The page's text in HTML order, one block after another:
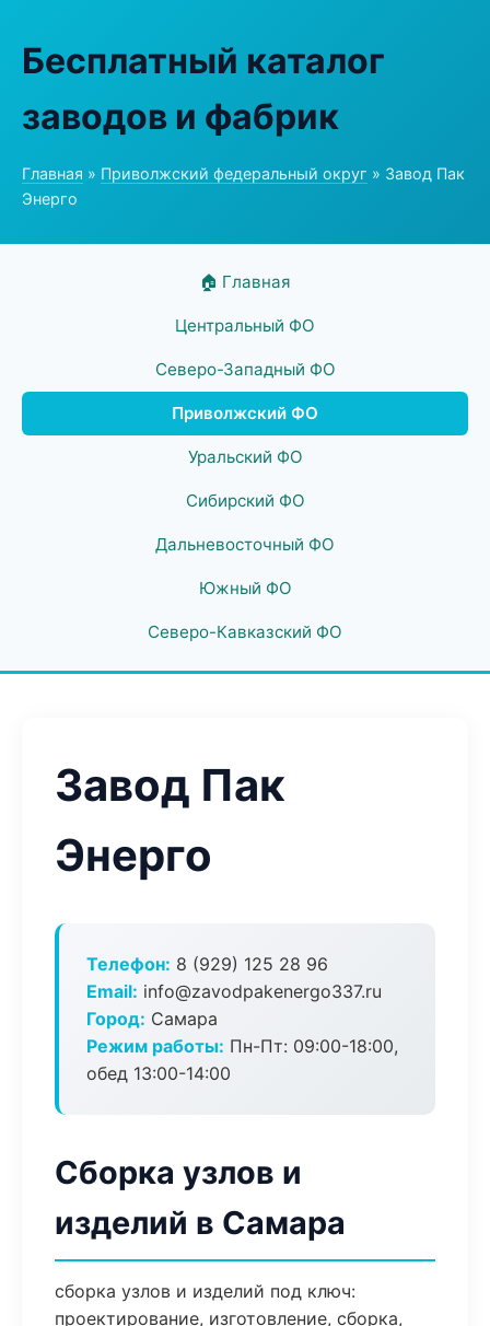
Бесплатный каталог
заводов и фабрик
Главная » Приволжский федеральный округ » Завод Пак
Энерго
🏠 Главная
Центральный ФО
Северо-Западный ФО
Приволжский ФО
Уральский ФО
Сибирский ФО
Дальневосточный ФО
Южный ФО
Северо-Кавказский ФО
Завод Пак
Энерго
Телефон: 8 (929) 125 28 96
Email: info@zavodpakenergo337.ru
Город: Самара
Режим работы: Пн-Пт: 09:00-18:00,
обед 13:00-14:00
Сборка узлов и
изделий в Самара
сборка узлов и изделий под ключ:
проектирование, изготовление, сборка,